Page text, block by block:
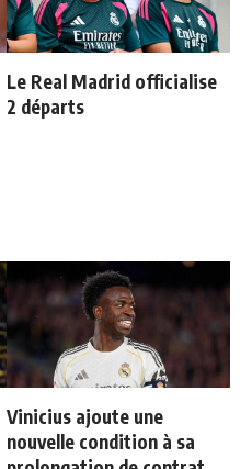
Le Real Madrid officialise
2 départs
Vinicius ajoute une
nouvelle condition à sa